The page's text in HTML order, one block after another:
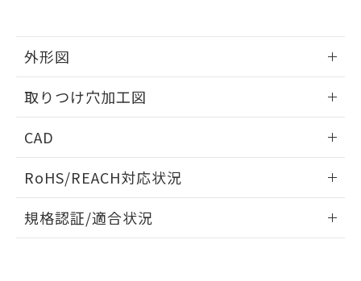
外形図
取りつけ穴加工図
CAD
ドすることができます。
ログイン/会員登録
RoHS/REACH対応状況
EU RoHS 注意事項・凡例
規格認証/適合状況
指します。
51物質の非含有証明書（当社基準）
※本証明書は発行日時点で非含有を証明す
るもので、過去に遡って非含有を証明する
ものではありません。
また、RoHS指令のフタル酸エステル類４
欄に対応日を記載しておりました。
既に当社にて対応品への在庫切替を完了
していることから、特段のことがない限
り、2022年1月12日より割愛しておりま
す。